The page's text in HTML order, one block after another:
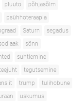
pluuto
põhjasõlm
psühhoteraapia
Saturn
segadus
sõnn
suhtlemine
tegutsemine
trump
tulihobune
uskumus